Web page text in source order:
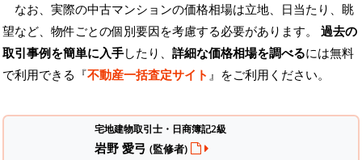
なお、実際の中古マンションの価格相場は立地、日当たり、眺
望など、物件ごとの個別要因を考慮する必要があります。 過去の
取引事例を簡単に入手したり、 詳細な価格相場を調べるには無料
で利用できる『不動産一括査定サイト 』をご利用ください。
宅地建物取引士・日商簿記2級
岩野 愛弓 (監修者)